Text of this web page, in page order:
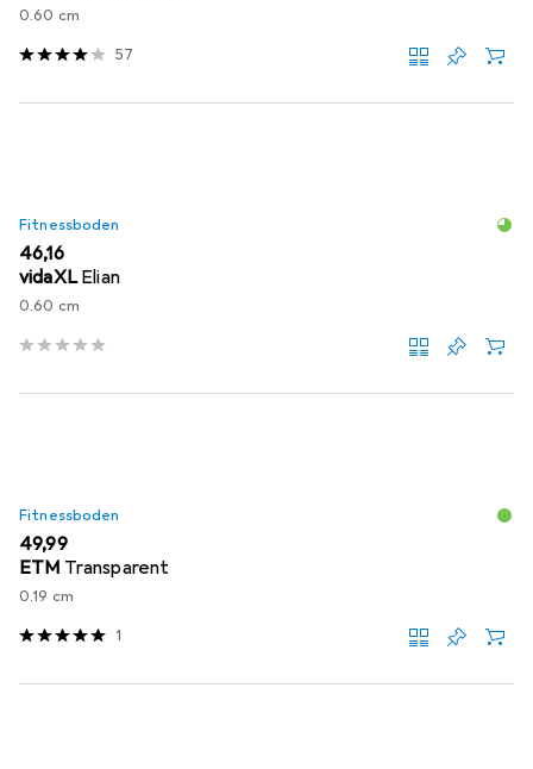
0.60 cm
57
Fitnessboden
EUR
46,16
vidaXL Elian
0.60 cm
Fitnessboden
EUR
49,99
ETM Transparent
0.19 cm
1